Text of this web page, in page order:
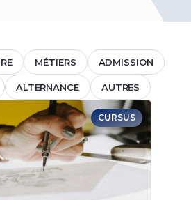
MÉTIERS ADMISSION
ALTERNANCE AUTRES
CURSUS